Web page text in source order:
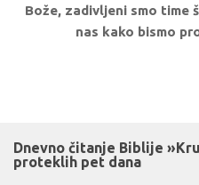
Bože, zadivljeni smo time
nas kako bismo
Dnevno čitanje Biblije
proteklih pet dana